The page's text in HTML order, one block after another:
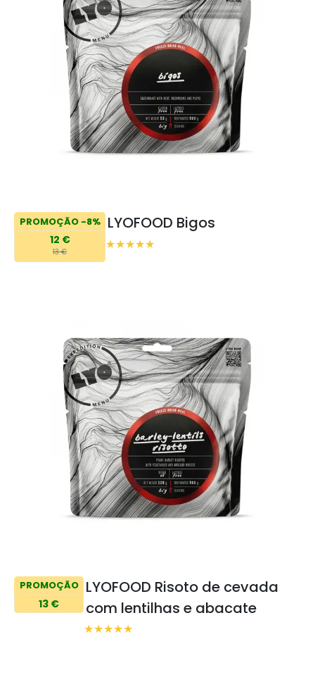
PROMOÇÃO -8%
12 €
13 €
LYOFOOD Bigos
PROMOÇÃO
13 €
LYOFOOD Risoto de cevada
com lentilhas e abacate